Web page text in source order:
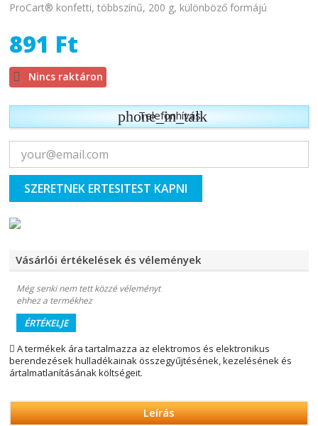
ProCart® konfetti, többszínű, 200 g, különböző formájú
891 Ft
 Nincs raktáron
phone_in_talk
Telefonhívás
SZERETNEK ERTESITEST KAPNI
Vásárlói értékelések és vélemények
Még senki nem tett közzé véleményt
ehhez a termékhez
ÉRTÉKELJE
A termékek ára tartalmazza az elektromos és elektronikus
berendezések hulladékainak összegyűjtésének, kezelésének és
ártalmatlanításának költségeit.
Leírás